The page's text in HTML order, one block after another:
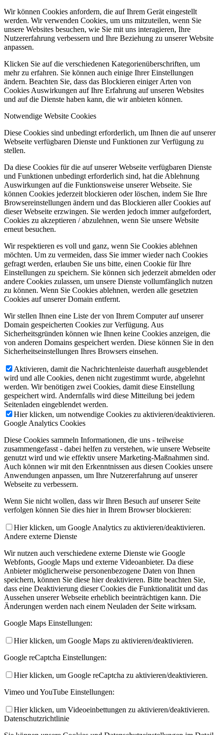
Wir können Cookies anfordern, die auf Ihrem Gerät eingestellt
werden. Wir verwenden Cookies, um uns mitzuteilen, wenn Sie
unsere Websites besuchen, wie Sie mit uns interagieren, Ihre
Nutzererfahrung verbessern und Ihre Beziehung zu unserer Website
anpassen.
Klicken Sie auf die verschiedenen Kategorienüberschriften, um
mehr zu erfahren. Sie können auch einige Ihrer Einstellungen
ändern. Beachten Sie, dass das Blockieren einiger Arten von
Cookies Auswirkungen auf Ihre Erfahrung auf unseren Websites
und auf die Dienste haben kann, die wir anbieten können.
Notwendige Website Cookies
Diese Cookies sind unbedingt erforderlich, um Ihnen die auf unserer
Webseite verfügbaren Dienste und Funktionen zur Verfügung zu
stellen.
Da diese Cookies für die auf unserer Webseite verfügbaren Dienste
und Funktionen unbedingt erforderlich sind, hat die Ablehnung
Auswirkungen auf die Funktionsweise unserer Webseite. Sie
können Cookies jederzeit blockieren oder löschen, indem Sie Ihre
Browsereinstellungen ändern und das Blockieren aller Cookies auf
dieser Webseite erzwingen. Sie werden jedoch immer aufgefordert,
Cookies zu akzeptieren / abzulehnen, wenn Sie unsere Website
erneut besuchen.
Wir respektieren es voll und ganz, wenn Sie Cookies ablehnen
möchten. Um zu vermeiden, dass Sie immer wieder nach Cookies
gefragt werden, erlauben Sie uns bitte, einen Cookie für Ihre
Einstellungen zu speichern. Sie können sich jederzeit abmelden oder
andere Cookies zulassen, um unsere Dienste vollumfänglich nutzen
zu können. Wenn Sie Cookies ablehnen, werden alle gesetzten
Cookies auf unserer Domain entfernt.
Wir stellen Ihnen eine Liste der von Ihrem Computer auf unserer
Domain gespeicherten Cookies zur Verfügung. Aus
Sicherheitsgründen können wie Ihnen keine Cookies anzeigen, die
von anderen Domains gespeichert werden. Diese können Sie in den
Sicherheitseinstellungen Ihres Browsers einsehen.
Aktivieren, damit die Nachrichtenleiste dauerhaft ausgeblendet
wird und alle Cookies, denen nicht zugestimmt wurde, abgelehnt
werden. Wir benötigen zwei Cookies, damit diese Einstellung
gespeichert wird. Andernfalls wird diese Mitteilung bei jedem
Seitenladen eingeblendet werden.
Hier klicken, um notwendige Cookies zu aktivieren/deaktivieren.
Google Analytics Cookies
Diese Cookies sammeln Informationen, die uns - teilweise
zusammengefasst - dabei helfen zu verstehen, wie unsere Webseite
genutzt wird und wie effektiv unsere Marketing-Maßnahmen sind.
Auch können wir mit den Erkenntnissen aus diesen Cookies unsere
Anwendungen anpassen, um Ihre Nutzererfahrung auf unserer
Webseite zu verbessern.
Wenn Sie nicht wollen, dass wir Ihren Besuch auf unserer Seite
verfolgen können Sie dies hier in Ihrem Browser blockieren:
Hier klicken, um Google Analytics zu aktivieren/deaktivieren.
Andere externe Dienste
Wir nutzen auch verschiedene externe Dienste wie Google
Webfonts, Google Maps und externe Videoanbieter. Da diese
Anbieter möglicherweise personenbezogene Daten von Ihnen
speichern, können Sie diese hier deaktivieren. Bitte beachten Sie,
dass eine Deaktivierung dieser Cookies die Funktionalität und das
Aussehen unserer Webseite erheblich beeinträchtigen kann. Die
Änderungen werden nach einem Neuladen der Seite wirksam.
Google Maps Einstellungen:
Hier klicken, um Google Maps zu aktivieren/deaktivieren.
Google reCaptcha Einstellungen:
Hier klicken, um Google reCaptcha zu aktivieren/deaktivieren.
Vimeo und YouTube Einstellungen:
Hier klicken, um Videoeinbettungen zu aktivieren/deaktivieren.
Datenschutzrichtlinie